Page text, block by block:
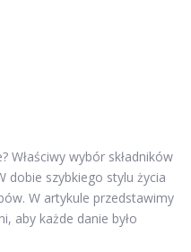
Właściwy wybór składników
dobie szybkiego stylu życia
W artykule przedstawimy
aby każde danie było